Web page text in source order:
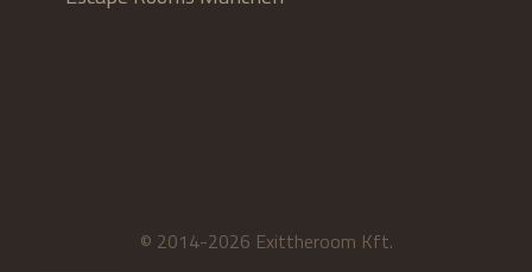
© 2014-2026 Exittheroom Kft.